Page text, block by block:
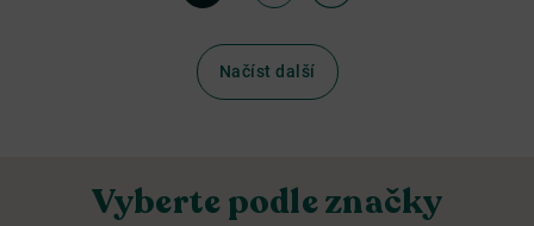
Načíst další
Vyberte podle značky